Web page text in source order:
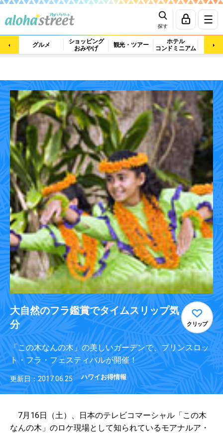
探す
グルメ
ショッピング
おみやげ
観光・ツアー
ホテル
コンドミニアム
マッ
大自然のフラ鑑賞でタイムスリップ気
分
クリップ
「この木なんの木」の美しいガーデンで、プリンスロッ
ト・フラ・フェスティバルが開催！
更新日：2017.06.25 ハワイお得情報
7月16日（土）、日本のテレビコマーシャル「この木
なんの木」のロケ現場として知られているモアナルア・